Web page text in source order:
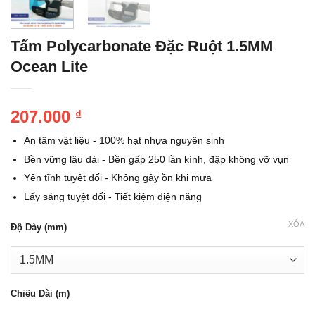
Tấm Polycarbonate Đặc Ruột 1.5MM
Ocean Lite
207.000 ₫
An tâm vật liệu - 100% hạt nhựa nguyên sinh
Bền vững lâu dài - Bền gấp 250 lần kính, đập không vỡ vụn
Yên tĩnh tuyệt đối - Không gây ồn khi mưa
Lấy sáng tuyệt đối - Tiết kiệm điện năng
Độ Dày (mm)
Chiều Dài (m)
XÓA